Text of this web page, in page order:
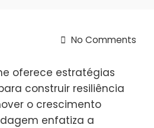
No Comments
oferece estratégias
construir resiliência
o crescimento
enfatiza a